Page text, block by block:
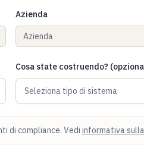
Azienda
Cosa state costruendo?
Seleziona tipo di sistema
di compliance. Vedi informativa